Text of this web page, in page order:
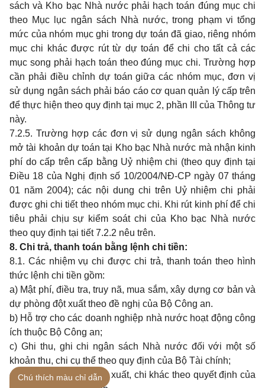
sách và Kho bạc Nhà nước phải hạch toán đúng mục chi
theo Mục lục ngân sách Nhà nước, trong phạm vi tổng
mức của nhóm mục ghi trong dự toán đã giao, riêng nhóm
mục chi khác được rút từ dự toán để chi cho tất cả các
mục song phải hạch toán theo đúng mục chi. Trường hợp
cần phải điều chỉnh dự toán giữa các nhóm mục, đơn vị
sử dụng ngân sách phải báo cáo cơ quan quản lý cấp trên
để thực hiện theo quy định tại mục 2, phần III của Thông tư
này.
7.2.5. Trường hợp các đơn vị sử dụng ngân sách không
mở tài khoản dự toán tại Kho bạc Nhà nước mà nhận kinh
phí do cấp trên cấp bằng Uỷ nhiệm chi (theo quy định tại
Điều 18 của Nghị định số 10/2004/NĐ-CP ngày 07 tháng
01 năm 2004); các nội dung chi trên Uỷ nhiệm chi phải
được ghi chi tiết theo nhóm mục chi. Khi rút kinh phí để chi
tiêu phải chịu sự kiểm soát chi của Kho bạc Nhà nước
theo quy định tại tiết 7.2.2 nêu trên.
8. Chi trả, thanh toán bằng lệnh chi tiền:
8.1. Các nhiệm vụ chi được chi trả, thanh toán theo hình
thức lệnh chi tiền gồm:
a) Mật phí, điều tra, truy nã, mua sắm, xây dựng cơ bản và
dự phòng đột xuất theo đề nghị của Bộ Công an.
b) Hỗ trợ cho các doanh nghiệp nhà nước hoạt động công
ích thuộc Bộ Công an;
c) Ghi thu, ghi chi ngân sách Nhà nước đối với một số
khoản thu, chi cụ thể theo quy định của Bộ Tài chính;
d) Một số khoản chi đột xuất, chi khác theo quyết định của
Chú thích màu chỉ dẫn